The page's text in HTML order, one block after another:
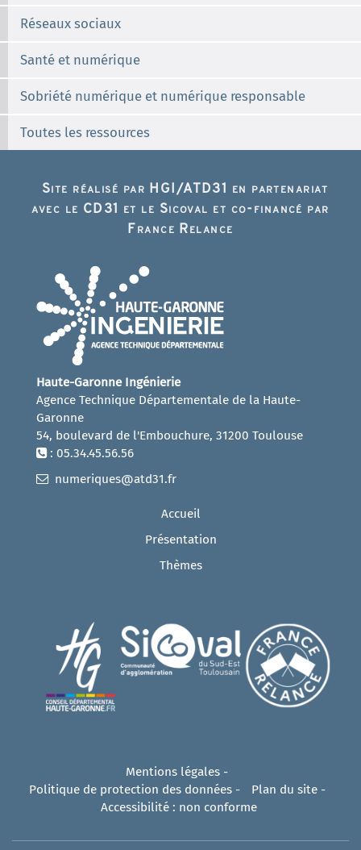
Réseaux sociaux
Santé et numérique
Sobriété numérique et numérique responsable
Toutes les ressources
Site réalisé par HGI/ATD31 en partenariat
avec le CD31 et le Sicoval et co-financé par
France Relance
Haute-Garonne Ingénierie
Agence Technique Départementale de la Haute-
Garonne
54, boulevard de l'Embouchure, 31200 Toulouse
: 05.34.45.56.56
numeriques@atd31.fr
Accueil
Présentation
Thèmes
Mentions légales -
Politique de protection des données- Plan du site-
Accessibilité : non conforme